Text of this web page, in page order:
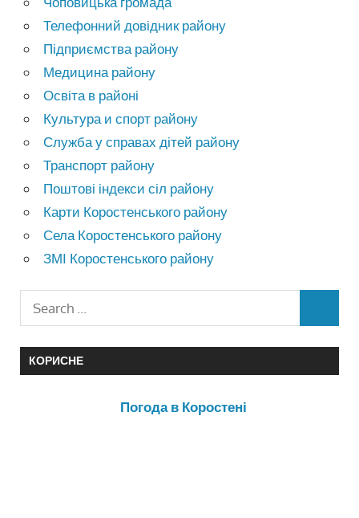
Телефонний довідник району
Підприємства району
Медицина району
Освіта в районі
Культура и спорт району
Служба у справах дітей району
Транспорт району
Поштові індекси сіл району
Карти Коростенського району
Села Коростенського району
ЗМІ Коростенського району
КОРИСНЕ
Погода в Коростені